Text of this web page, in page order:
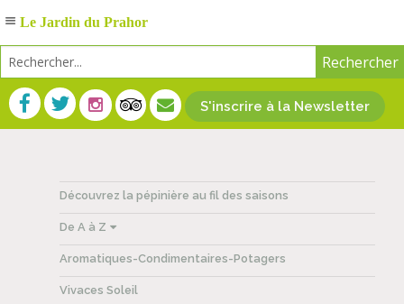
S'inscrire à la Newsletter
Découvrez la pépinière au fil des saisons
De A à Z
Aromatiques-Condimentaires-Potagers
Vivaces Soleil
Le Jardin du Prahor